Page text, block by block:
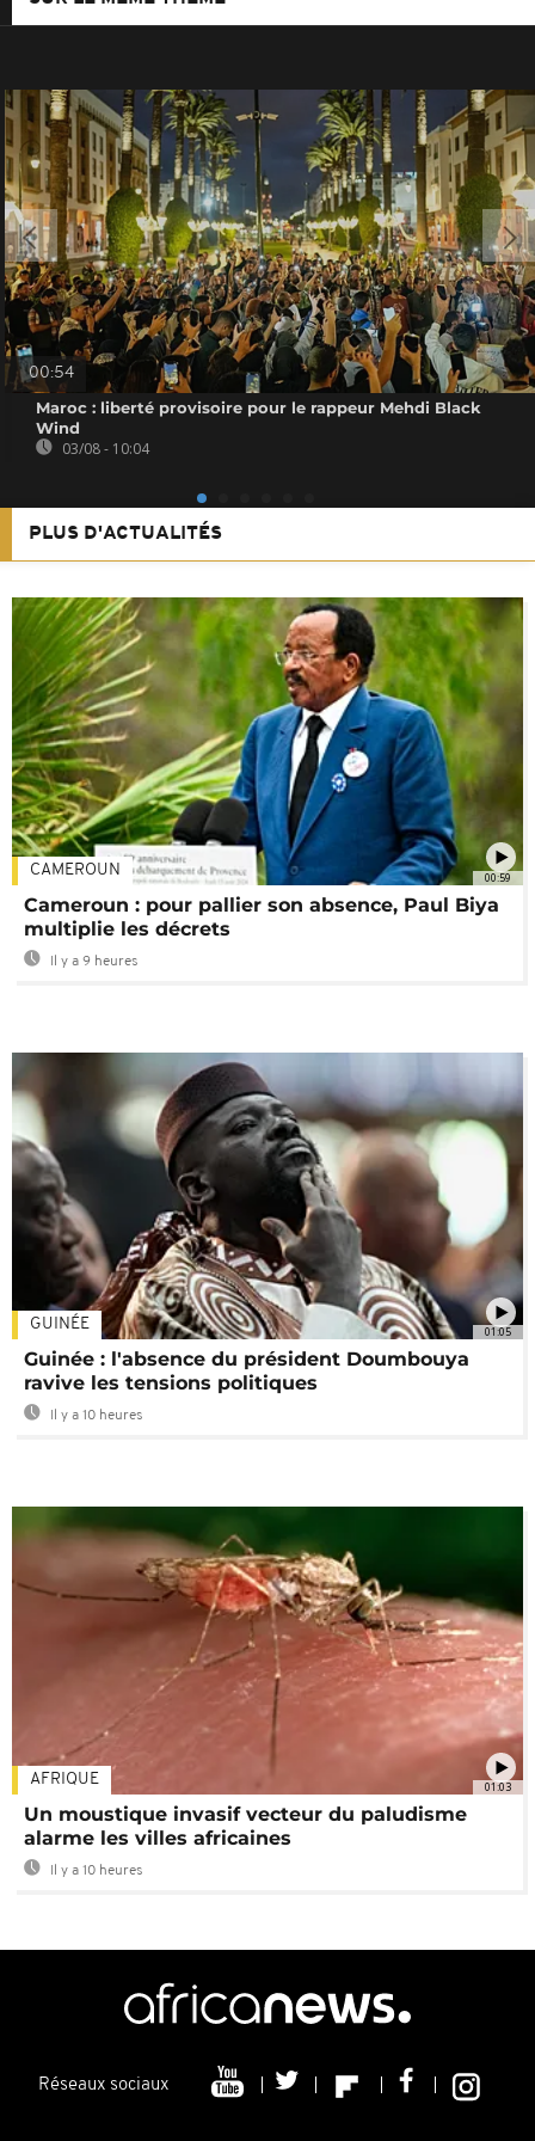
00:54
Maroc : liberté provisoire pour le rappeur Mehdi Black
Wind
03/08 - 10:04
PLUS D'ACTUALITÉS
00:59
CAMEROUN
Cameroun : pour pallier son absence, Paul Biya
multiplie les décrets
Il y a 9 heures
01:05
GUINÉE
Guinée : l'absence du président Doumbouya
ravive les tensions politiques
Il y a 10 heures
01:03
AFRIQUE
Un moustique invasif vecteur du paludisme
alarme les villes africaines
Il y a 10 heures
Réseaux sociaux